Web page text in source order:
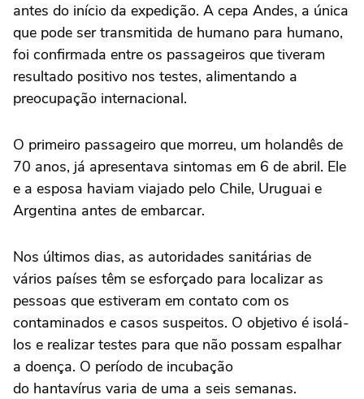
antes do início da expedição. A cepa Andes, a única
que pode ser transmitida de humano para humano,
foi confirmada entre os passageiros que tiveram
resultado positivo nos testes, alimentando a
preocupação internacional.
O primeiro passageiro que morreu, um holandês de
70 anos, já apresentava sintomas em 6 de abril. Ele
e a esposa haviam viajado pelo Chile, Uruguai e
Argentina antes de embarcar.
Nos últimos dias, as autoridades sanitárias de
vários países têm se esforçado para localizar as
pessoas que estiveram em contato com os
contaminados e casos suspeitos. O objetivo é isolá-
los e realizar testes para que não possam espalhar
a doença. O período de incubação
do hantavírus varia de uma a seis semanas.